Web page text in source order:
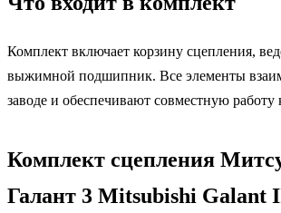
Комплект включает корзину сцепления,
выжимной подшипник. Все элементы
заводе и обеспечивают совместную работу
Комплект сцепления
Галант 3 Mitsubishi Galant